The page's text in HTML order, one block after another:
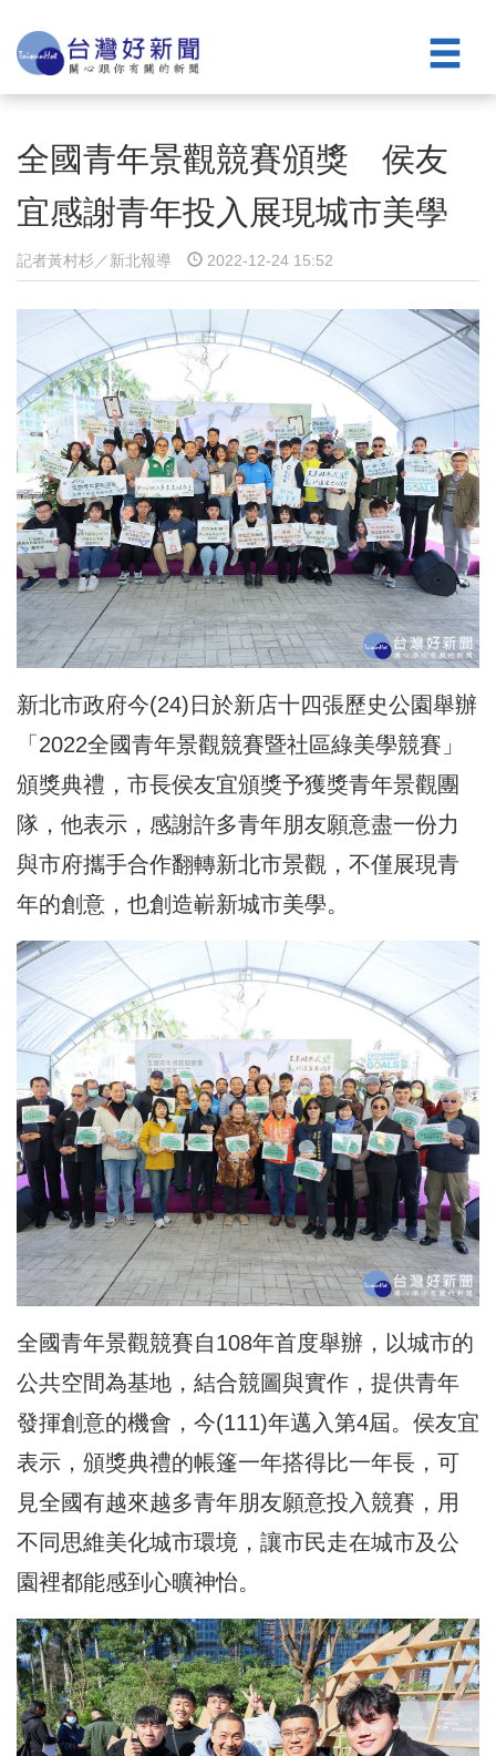
全國青年景觀競賽頒獎 侯友
宜感謝青年投入展現城市美學
記者黃村杉／新北報導 2022-12-24 15:52
新北市政府今(24)日於新店十四張歷史公園舉辦
「2022全國青年景觀競賽暨社區綠美學競賽」
頒獎典禮，市長侯友宜頒獎予獲獎青年景觀團
隊，他表示，感謝許多青年朋友願意盡一份力
與市府攜手合作翻轉新北市景觀，不僅展現青
年的創意，也創造嶄新城市美學。
全國青年景觀競賽自108年首度舉辦，以城市的
公共空間為基地，結合競圖與實作，提供青年
發揮創意的機會，今(111)年邁入第4屆。侯友宜
表示，頒獎典禮的帳篷一年搭得比一年長，可
見全國有越來越多青年朋友願意投入競賽，用
不同思維美化城市環境，讓市民走在城市及公
園裡都能感到心曠神怡。